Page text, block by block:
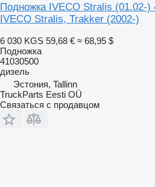
Подножка IVECO Stralis (01.02-)
IVECO Stralis, Trakker (2002-)
6 030 KGS 59,68 € ≈ 68,95 $
Подножка
41030500
дизель
Эстония, Tallinn
TruckParts Eesti OÜ
Связаться с продавцом